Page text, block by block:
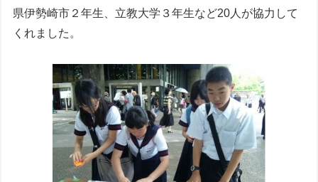
県伊勢崎市２年生、立教大学３年生など20人が協力して
くれました。